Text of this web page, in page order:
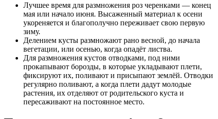
Лучшее время для размножения роз черенками — конец
мая или начало июня. Высаженный материал к осени
укореняется и благополучно переживает свою первую
зиму.
Делением кусты размножают рано весной, до начала
вегетации, или осенью, когда опадёт листва.
Для размножения кустов отводками, под ними
прокапывают борозды, в которые укладывают плети,
фиксируют их, поливают и присыпают землёй. Отводки
регулярно поливают, а когда плети дадут молодые
растения, их отделяют от родительского куста и
пересаживают на постоянное место.